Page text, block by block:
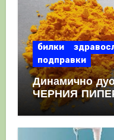
билки
подправки
Динамично
ЧЕРНИЯ
комбинация